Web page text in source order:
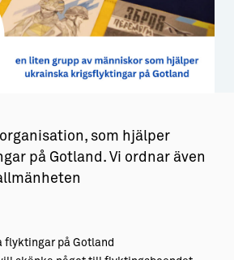
Plejs
och gotländska
på Ön
som hjälper
på Gotland. Vi ordnar även
flyktingar på Gotland